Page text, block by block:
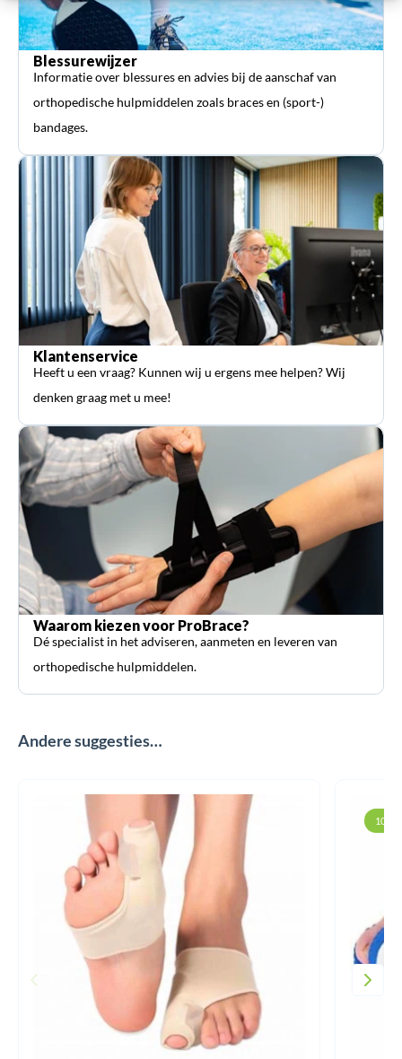
Blessurewijzer
Informatie over blessures en advies bij de aanschaf van
orthopedische hulpmiddelen zoals braces en (sport-)
bandages.
Klantenservice
Heeft u een vraag? Kunnen wij u ergens mee helpen? Wij
denken graag met u mee!
Waarom kiezen voor ProBrace?
Dé specialist in het adviseren, aanmeten en leveren van
orthopedische hulpmiddelen.
Andere suggesties…
10%